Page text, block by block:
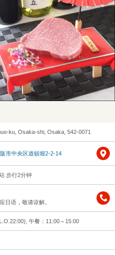
ku, Osaka-shi, Osaka, 542-0071
市中央区道頓堀2-2-14
步行2分钟
日语，敬请谅解。
午餐：11:00～15:00